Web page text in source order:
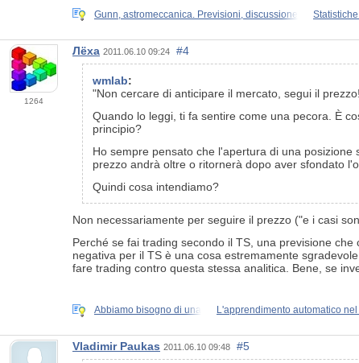
Gunn, astromeccanica. Previsioni, discussione
1264
Лёха 2011.06.10 09:24 #4
wmlab:
"Non cercare di anticipare il mercato, segui il
Quando lo leggi, ti fa sentire come una pecora. È
principio?
Ho sempre pensato che l'apertura di una
prezzo andrà oltre o ritornerà dopo aver sfondato
Quindi cosa intendiamo?
Non necessariamente per seguire il prezzo ("e i casi
Perché se fai trading secondo il TS, una previsione
negativa per il TS è una cosa estremamente
fare trading contro questa stessa analitica. Bene, se
Abbiamo bisogno di una L'apprendimento automatico nel
Vladimir Paukas 2011.06.10 09:48 #5